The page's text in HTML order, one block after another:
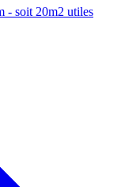
- soit 20m2 utiles